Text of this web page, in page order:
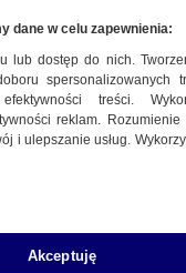
pracę
dane w celu zapewnienia:
lub dostęp do nich.
spersonalizowanych
treści.
reklam.
i ulepszanie usług.
Akceptuję